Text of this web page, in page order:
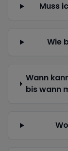
Muss
Wie
Wann
bis wann